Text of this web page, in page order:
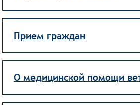
Прием граждан
О медицинской помощи